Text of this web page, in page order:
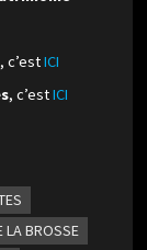
, c’estICI
, c’estICI
LA BROSSE